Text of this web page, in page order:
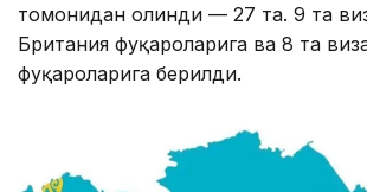
томонидан олинди — 27 та. 9 та
Британия фуқароларига ва 8 та
фуқароларига берилди.